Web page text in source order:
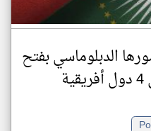
الدبلوماسي بفتح